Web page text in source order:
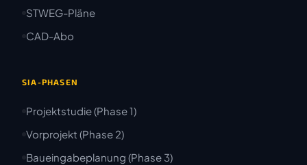
STWEG-Pläne
CAD-Abo
SIA-PHASEN
Projektstudie (Phase 1)
Vorprojekt (Phase 2)
Baueingabeplanung (Phase 3)